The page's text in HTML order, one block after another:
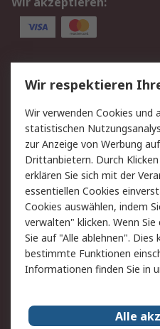
Service
Value Added Services
Rücksendungen
Hilfe
Rechtliches
AGB
Cookie-Richtlinie
Copyright/Impressum
Wir respektieren
Wir verwenden Cookies und
statistischen
zur Anzeige von Werbung
Drittanbietern. Durch
erklären Sie sich mit der
essentiellen Cookies
Cookies auswählen, indem
verwalten" klicken. Wenn
Sie auf "Alle ablehnen". Dies
bestimmte Funktionen
Informationen finden Sie in
Alle